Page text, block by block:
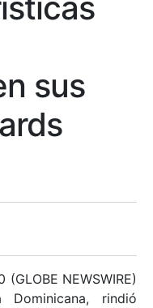
sus
NEWSWIRE)
Dominicana, rindió